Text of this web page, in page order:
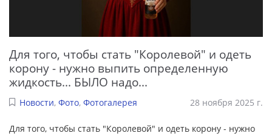
Для того, чтобы стать "Королевой" и одеть
корону - нужно выпить определенную
жидкость... БЫЛО надо...
Новости, Фото, Фотогалерея 28 ноября 2025 г.
Для того, чтобы стать "Королевой" и одеть корону - нужно